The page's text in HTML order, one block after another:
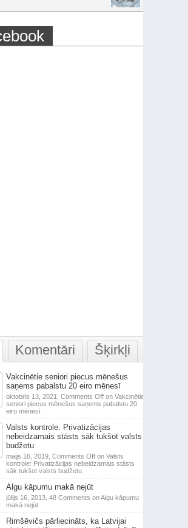
Komentāri Šķirkļi
Vakcinētie seniori piecus mēnešus
saņems pabalstu 20 eiro mēnesī
oktobris 13, 2021, Comments Offon Vakcinētie
seniori piecus mēnešus saņems pabalstu 20
eiro mēnesī
Valsts kontrole: Privatizācijas
nebeidzamais stāsts sāk tukšot valsts
budžetu
maijs 16, 2019, Comments Offon Valsts
kontrole: Privatizācijas nebeidzamais stāsts
sāk tukšot valsts budžetu
Algu kāpumu makā nejūt
jūlijs 16, 2013, 48 Comments on Algu kāpumu
makā nejūt
Rimšēvičs pārliecināts, ka Latvijai